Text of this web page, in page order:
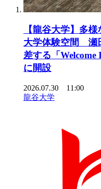
【龍谷大学】多
大学体験空間 瀬
差する「
に開設
2026.07.30 11:00
龍谷大学